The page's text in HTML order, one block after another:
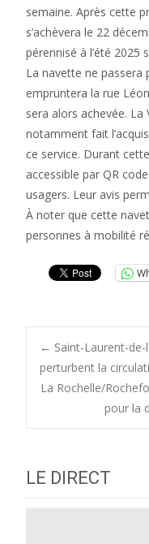
semaine. Après cette
s’achèvera le 22
pérennisé à l’été
La navette ne passera
empruntera la rue
sera alors achevée. La
notamment fait
ce service. Durant
accessible par QR
usagers. Leur avis
À noter que cette
personnes à mobilité
Post
← Saint-Laurent-
perturbent la
La Rochelle/
pour la
LE DIRECT